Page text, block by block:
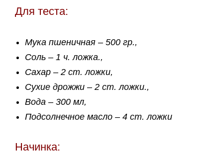
Для теста:
Мука пшеничная – 500 гр.,
Соль – 1 ч. ложка.,
Сахар – 2 ст. ложки,
Сухие дрожжи – 2 ст. ложки.,
Вода – 300 мл,
Подсолнечное масло – 4 ст. ложки
Начинка: